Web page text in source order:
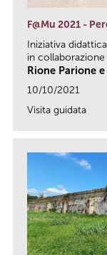
F@Mu 2021 -
Iniziativa
in
Rione Parione
10/10/2021
Visita guidata